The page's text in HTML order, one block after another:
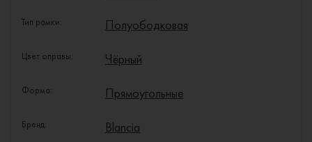
Тип рамки: Полуободковая
Цвет оправы: Чёрный
Форма: Прямоугольные
Бренд: Blancia